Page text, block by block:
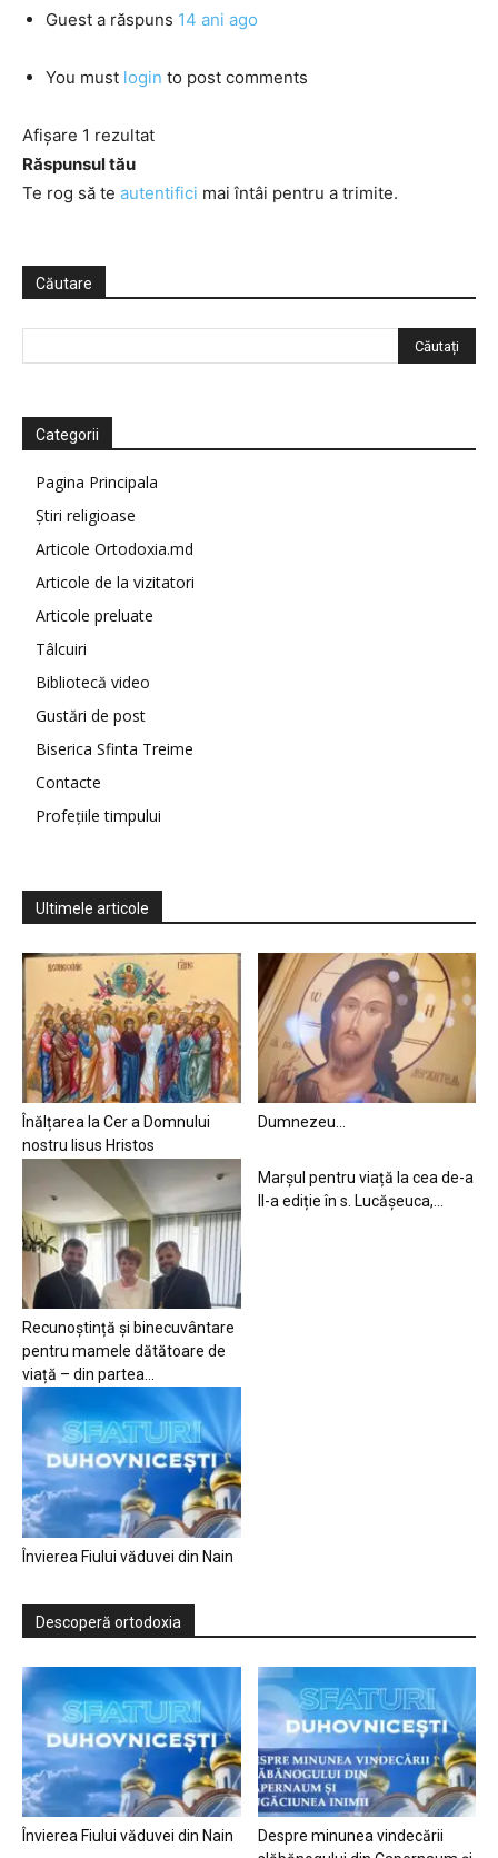
Guest a răspuns 14 ani ago
You must login to post comments
Afișare 1 rezultat
Răspunsul tău
Te rog să te autentifici mai întâi pentru a trimite.
Căutare
Categorii
Pagina Principala
Știri religioase
Articole Ortodoxia.md
Articole de la vizitatori
Articole preluate
Tâlcuiri
Bibliotecă video
Gustări de post
Biserica Sfinta Treime
Contacte
Profețiile timpului
Ultimele articole
Înălțarea la Cer a Domnului
nostru Iisus Hristos
Dumnezeu…
Recunoștință și binecuvântare
pentru mamele dătătoare de
viață – din partea...
Marșul pentru viață la cea de-a
II-a ediție în s. Lucășeuca,...
Învierea Fiului văduvei din Nain
Descoperă ortodoxia
Învierea Fiului văduvei din Nain
Despre minunea vindecării